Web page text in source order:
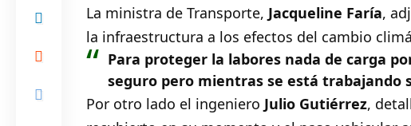
La ministra de Transporte, Jacqueline Faría,
la infraestructura a los efectos del cambio
Para proteger la labores nada de carga
seguro pero mientras se está trabajando
Por otro lado el ingeniero Julio Gutiérrez,